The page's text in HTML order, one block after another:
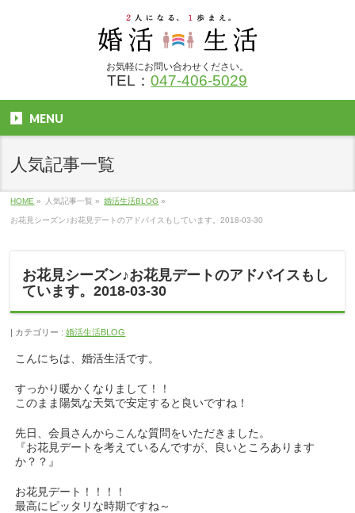
お気軽にお問い合わせください。
TEL：047-406-5029
MENU
人気記事一覧
HOME » 人気記事一覧 » 婚活生活BLOG »
お花見シーズン♪お花見デートのアドバイスもしています。2018-03-30
お花見シーズン♪お花見デートのアドバイスもし
ています。2018-03-30
カテゴリー :婚活生活BLOG
こんにちは、婚活生活です。
すっかり暖かくなりまして！！
このまま陽気な天気で安定すると良いですね！
先日、会員さんからこんな質問をいただきました。
『お花見デートを考えているんですが、良いところあります
か？？』
お花見デート！！！！
最高にピッタリな時期ですね～